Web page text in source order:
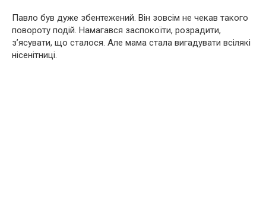
Павло був дуже збентежений. Він зовсім не чекав такого
повороту подій. Намагався заспокоїти, розрадити,
з’ясувати, що сталося. Але мама стала вигадувати всілякі
нісенітниці.